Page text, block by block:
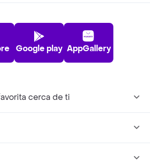
Google play AppGallery
cerca de ti